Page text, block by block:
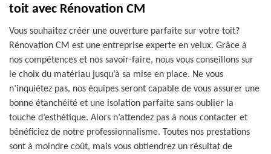
toit avec Rénovation CM
Vous souhaitez créer une ouverture parfaite sur votre toit?
Rénovation CM est une entreprise experte en velux. Grâce à
nos compétences et nos savoir-faire, nous vous conseillons sur
le choix du matériau jusqu’à sa mise en place. Ne vous
n’inquiétez pas, nos équipes seront capable de vous assurer une
bonne étanchéité et une isolation parfaite sans oublier la
touche d’esthétique. Alors n’attendez pas à nous contacter et
bénéficiez de notre professionnalisme. Toutes nos prestations
sont à moindre coût, mais vous obtiendrez un résultat de